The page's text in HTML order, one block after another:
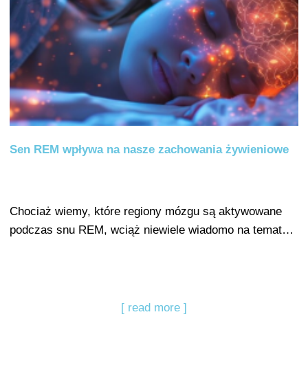
Sen REM wpływa na nasze zachowania żywieniowe
Chociaż wiemy, które regiony mózgu są aktywowane
podczas snu REM, wciąż niewiele wiadomo na temat…
[ read more ]